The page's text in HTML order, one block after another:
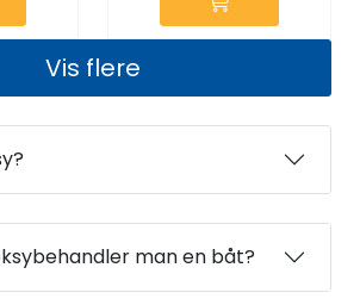
Vis flere
man en båt?